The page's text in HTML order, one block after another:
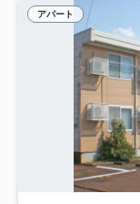
アパート